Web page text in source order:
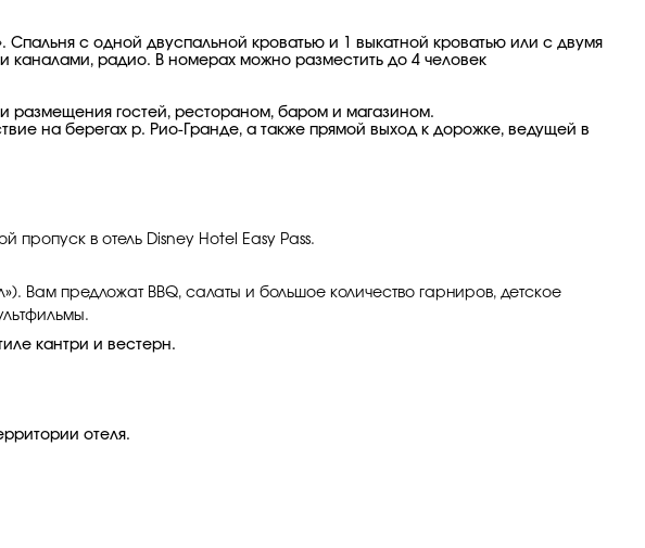
с одной двуспальной кроватью и 1 выкатной кроватью или с двумя
каналами, радио. В номерах можно разместить до 4 человек
гостей, рестораном, баром и магазином.
на берегах р. Рио-Гранде, а также прямой выход к дорожке, ведущей в
пропуск в отель Disney Hotel Easy Pass.
Вам предложат BBQ, салаты и большое количество гарниров, детское
кантри и вестерн.
отеля.